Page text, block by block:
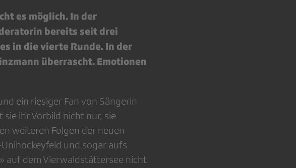
es möglich. In der
bereits seit drei
in die vierte Runde. In der
überrascht. Emotionen
ein riesiger Fan von Sängerin
ihr Vorbild nicht nur, sie
weiteren Folgen der neuen
und sogar aufs
auf dem Vierwaldstättersee nicht